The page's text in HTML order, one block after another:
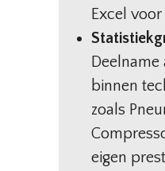
Excel
Deelname
binnen
zoals
eigen